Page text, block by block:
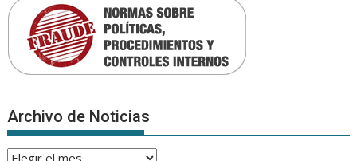
Archivo de Noticias
Archivo